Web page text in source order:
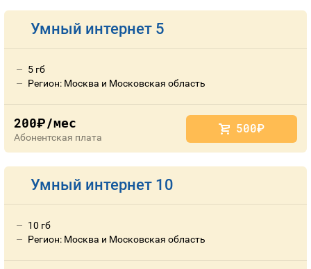
Умный интернет 5
5 гб
Регион: Москва и Московская область
200руб./мес
Абонентская плата
500руб.
Умный интернет 10
10 гб
Регион: Москва и Московская область